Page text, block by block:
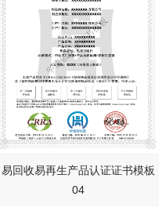
易回收易再生产品认证证书模板
04